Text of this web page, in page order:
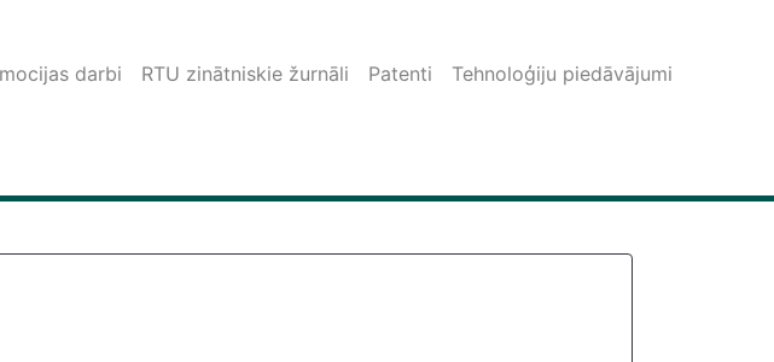
darbi RTU zinātniskie žurnāli Patenti
Tehnoloģiju piedāvājumi